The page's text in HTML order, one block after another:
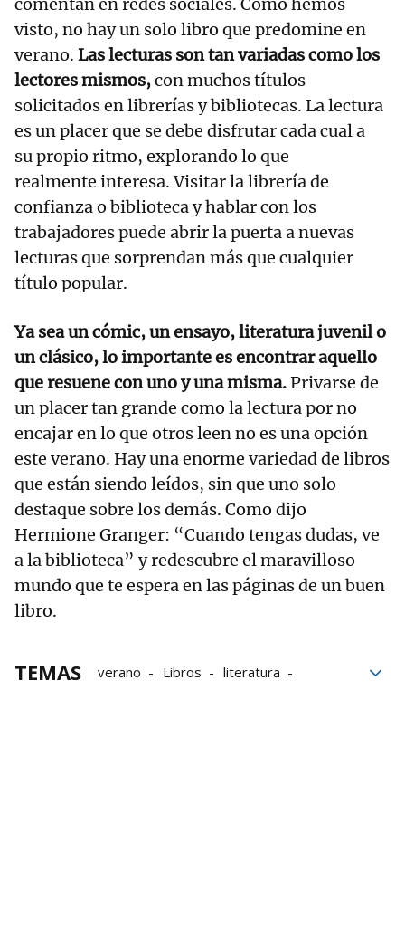
comentan en redes sociales. Como hemos
visto, no hay un solo libro que predomine en
verano. Las lecturas son tan variadas como los
lectores mismos,con muchos títulos
solicitados en librerías y bibliotecas. La lectura
es un placer que se debe disfrutar cada cual a
su propio ritmo, explorando lo que
realmente interesa. Visitar la librería de
confianza o biblioteca y hablar con los
trabajadores puede abrir la puerta a nuevas
lecturas que sorprendan más que cualquier
título popular.
Ya sea un cómic, un ensayo, literatura juvenil o
un clásico, lo importante es encontrar aquello
que resuene con uno y una misma.Privarse de
un placer tan grande como la lectura por no
encajar en lo que otros leen no es una opción
este verano. Hay una enorme variedad de libros
que están siendo leídos, sin que uno solo
destaque sobre los demás. Como dijo
Hermione Granger: “Cuando tengas dudas, ve
a la biblioteca” y redescubre el maravilloso
mundo que te espera en las páginas de un buen
libro.
TEMAS verano Libros
literatura